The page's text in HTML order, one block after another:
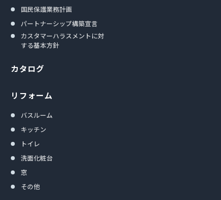
国民保護業務計画
パートナーシップ構築宣言
カスタマーハラスメントに対
する基本方針
カタログ
リフォーム
バスルーム
キッチン
トイレ
洗面化粧台
窓
その他